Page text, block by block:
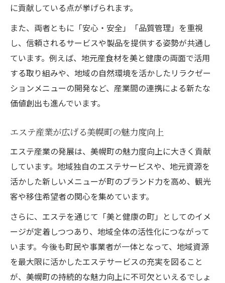
に貢献している点が挙げられます。
また、両者ともに「安心・安全」「品質管理」を重視
し、信頼されるサービスや製品を提供する姿勢が共通し
ています。例えば、地元産食材を美と健康の両面で活用
する取り組みや、地域の自然環境を活かしたリラクゼー
ションメニューの開発など、産業間の連携による新たな
価値創出も進んでいます。
エステ産業が広げる美幌町の魅力度向上
エステ産業の発展は、美幌町の魅力度向上に大きく貢献
しています。地域独自のエステサービスや、地元資源を
活かした新しいメニューが町のブランド力を高め、観光
客や移住希望者の関心を集めています。
さらに、エステを通じて「美と健康の町」としてのイメ
ージが定着しつつあり、地域全体の活性化につながって
います。今後も町民や事業者が一体となって、地域資源
を最大限に活かしたエステサービスの充実を図ること
が、美幌町の持続的な魅力向上に不可欠といえるでしょ